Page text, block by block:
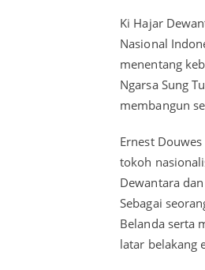
Ki Hajar
Nasional
menentang
Ngarsa Sung
membangun
Ernest
tokoh
Dewantara
Sebagai
Belanda serta
latar belakang